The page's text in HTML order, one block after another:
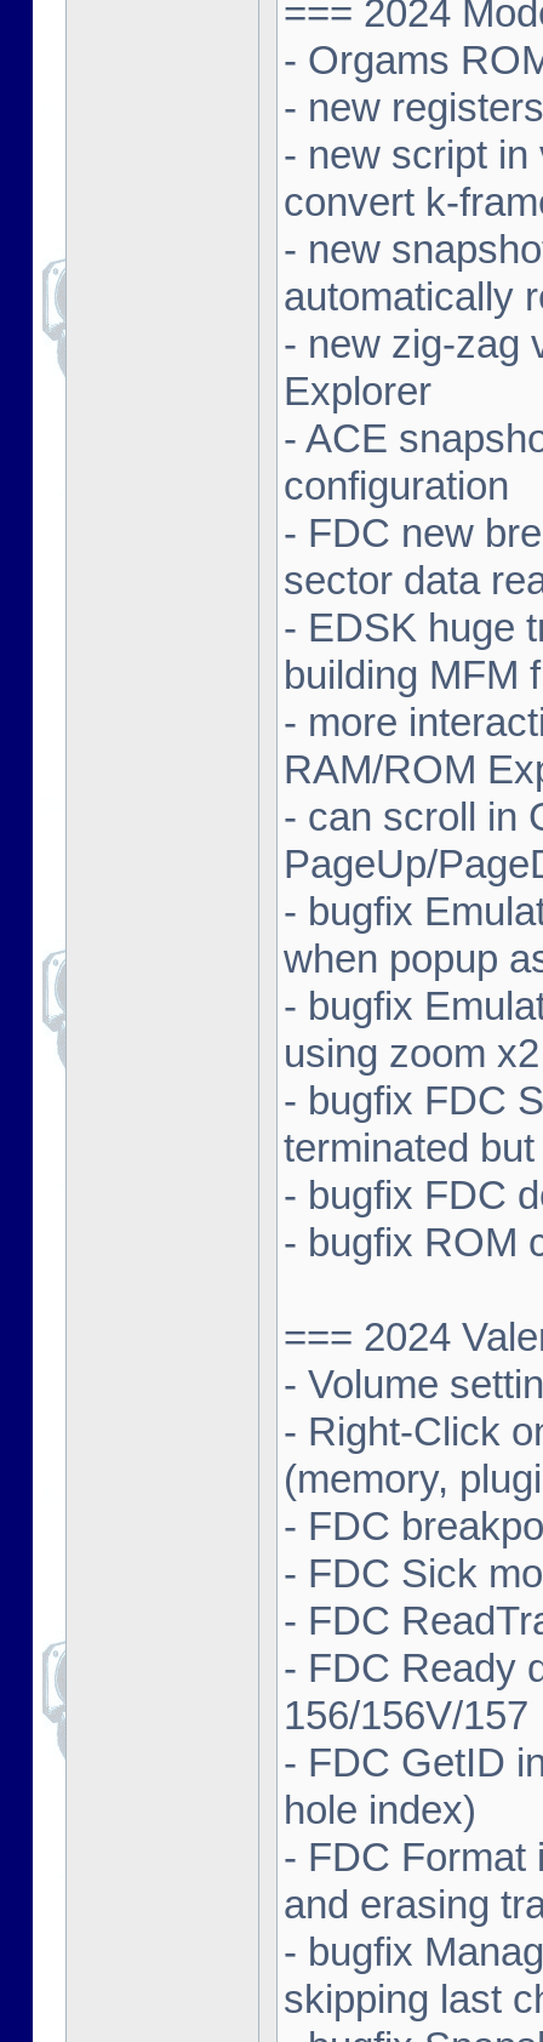
=== 2024
- Orgams
- new
- new script in
convert k-
- new
automatically
- new zig-zag
Explorer
- ACE
configuration
- FDC new
sector data
- EDSK huge
building MFM
- more
RAM/ROM
- can scroll in
PageUp/
- bugfix
when popup
- bugfix
using zoom x2
- bugfix FDC
terminated
- bugfix FDC
- bugfix ROM
=== 2024
- Volume
- Right-Click
(memory,
- FDC
- FDC Sick
- FDC
- FDC Ready
156/156V/157
- FDC GetID
hole index)
- FDC Format
and erasing
- bugfix
skipping last